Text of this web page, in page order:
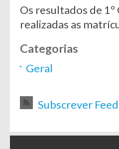
Os resultados de
realizadas as
Categorias
Geral
Subscrever